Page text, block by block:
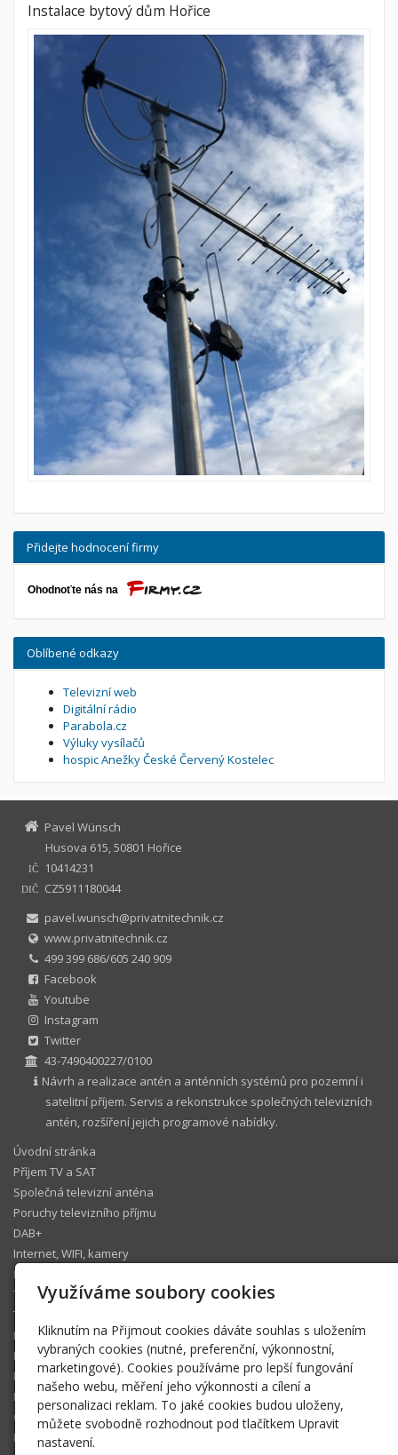
Instalace bytový dům Hořice
Přidejte hodnocení firmy
Oblíbené odkazy
Televizní web
Digitální rádio
Parabola.cz
Výluky vysílačů
hospic Anežky České Červený Kostelec
Pavel Wünsch
Husova 615, 50801 Hořice
IČ 10414231
DIČ
CZ5911180044
pavel.wunsch@privatnitechnik.cz
www.privatnitechnik.cz
499 399 686/605 240 909
Facebook
Youtube
Instagram
Twitter
43-7490400227/0100
Návrh a realizace antén a anténních systémů pro pozemní i
satelitní příjem. Servis a rekonstrukce společných televizních
antén, rozšíření jejich programové nabídky.
Úvodní stránka
Příjem TV a SAT
Společná televizní anténa
Poruchy televizního příjmu
DAB+
Internet, WIFI, kamery
IP telefonie
Televizní operátoři
Technický koutek
Ke stažení
Fotogalerie
Pomáhám
Blog
Členská sekce
FAQ
Využíváme soubory cookies
Kliknutím na Přijmout cookies dáváte souhlas s uložením
vybraných cookies (nutné, preferenční, výkonnostní,
marketingové). Cookies používáme pro lepší fungování
našeho webu, měření jeho výkonnosti a cílení a
personalizaci reklam. To jaké cookies budou uloženy,
můžete svobodně rozhodnout pod tlačítkem Upravit
nastavení.